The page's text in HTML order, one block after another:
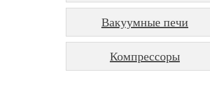
Вакуумные печи
Компрессоры